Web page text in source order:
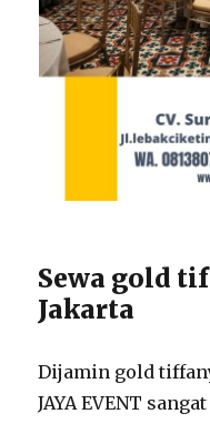
Sewa gold
Jakarta
Dijamin gold
JAYA EVENT sangat